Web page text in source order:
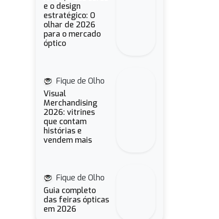
e o design
estratégico: O
olhar de 2026
para o mercado
óptico
Fique de Olho
Visual
Merchandising
2026: vitrines
que contam
histórias e
vendem mais
Fique de Olho
Guia completo
das feiras ópticas
em 2026